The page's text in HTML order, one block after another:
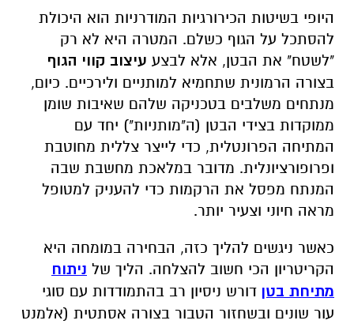
היופי בשיטות הכירורגיות המודרניות הוא היכולת
להסתכל על הגוף כשלם. המטרה היא לא רק
"לשטח" את הבטן, אלא לבצע עיצוב קווי הגוף
בצורה הרמונית שתחמיא למותניים ולירכיים. כיום,
מנתחים משלבים בטכניקה שלהם שאיבות שומן
ממוקדות בצידי הבטן (ה"מותניות") יחד עם
המתיחה הפרונטלית, כדי לייצר צללית מחוטבת
ופרופורציונלית. מדובר במלאכת מחשבת שבה
המנתח מפסל את הרקמות כדי להעניק למטופל
מראה חיוני וצעיר יותר.
כאשר ניגשים להליך כזה, הבחירה במומחה היא
הקריטריון הכי חשוב להצלחה. הליך של ניתוח
מתיחת בטן דורש ניסיון רב בהתמודדות עם סוגי
עור שונים ובשחזור הטבור בצורה אסתטית (אלמנט